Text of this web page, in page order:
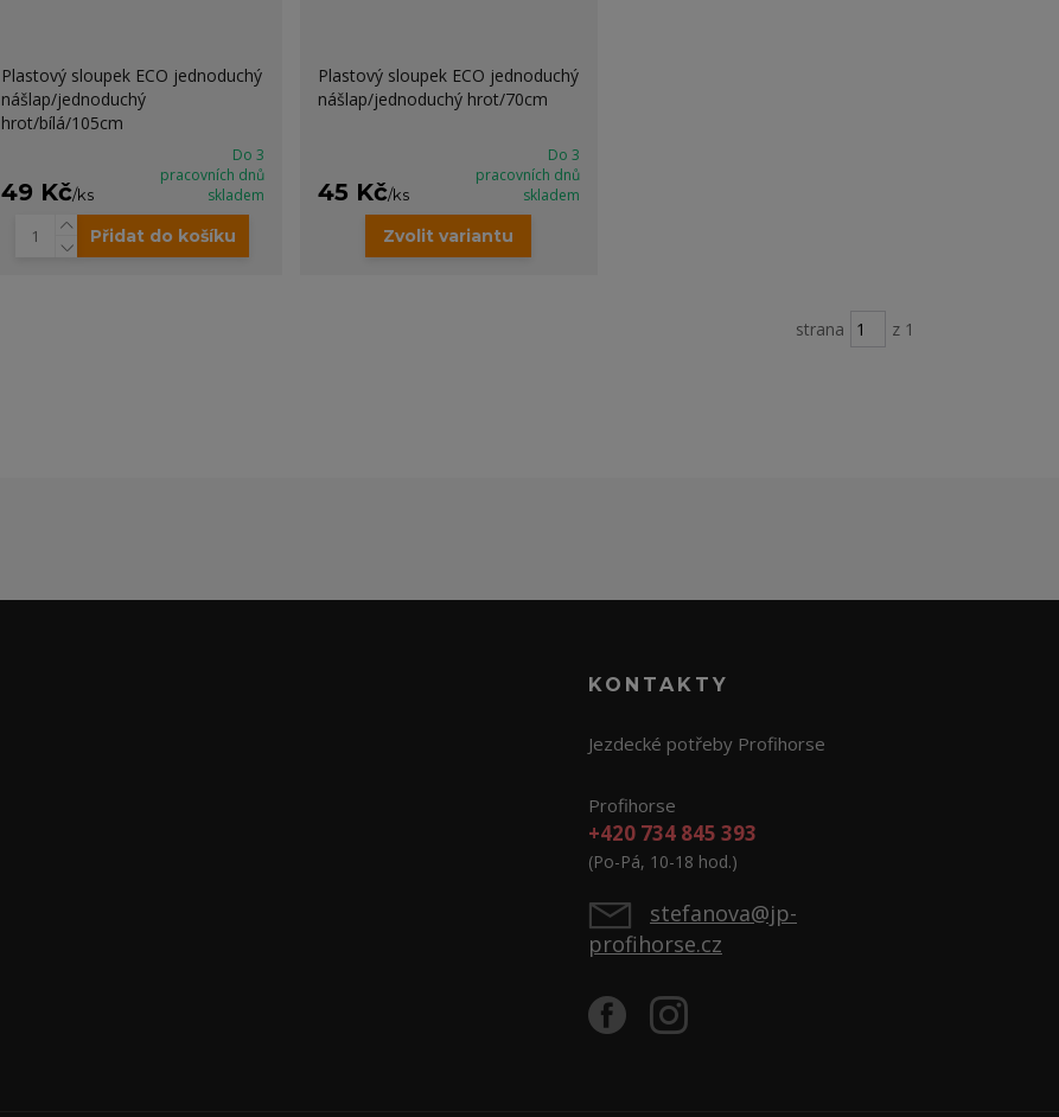
Plastový sloupek ECO jednoduchý
nášlap/jednoduchý
hrot/bílá/105cm
49 Kč/ks
Do 3
pracovních dnů
skladem
Přidat do košíku
Plastový sloupek ECO jednoduchý
nášlap/jednoduchý hrot/70cm
45 Kč/ks
Do 3
pracovních dnů
skladem
Zvolit variantu
strana z 1
KONTAKTY
Jezdecké potřeby Profihorse
Profihorse
+420 734 845 393
(Po-Pá, 10-18 hod.)
stefanova@jp-
profihorse.cz